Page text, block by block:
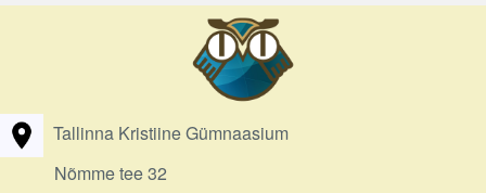
Tallinna Kristiine Gümnaasium
Nõmme tee 32